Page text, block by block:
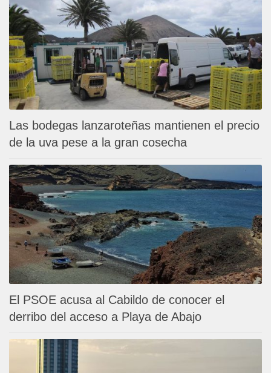
Las bodegas lanzaroteñas mantienen el precio
de la uva pese a la gran cosecha
El PSOE acusa al Cabildo de conocer el
derribo del acceso a Playa de Abajo